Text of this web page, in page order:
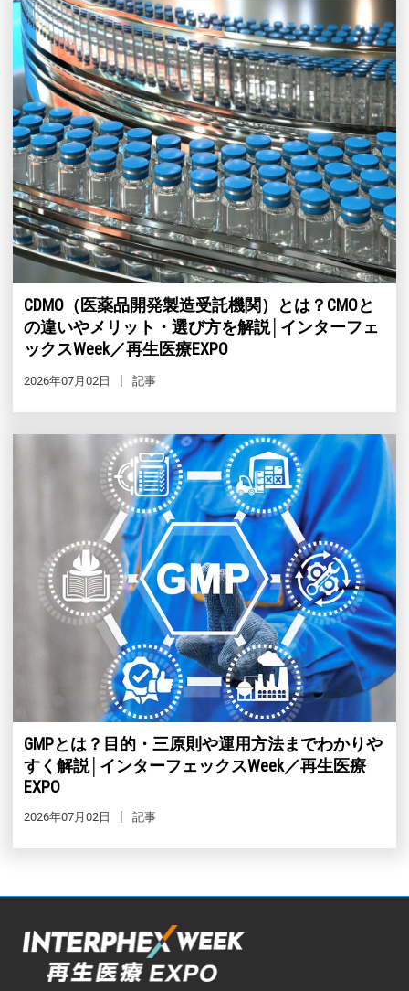
CDMO（医薬品開発製造受託機関）とは？CMOと
の違いやメリット・選び方を解説│インターフェ
ックスWeek／再生医療EXPO
2026年07月02日 記事
GMPとは？目的・三原則や運用方法までわかりや
すく解説│インターフェックスWeek／再生医療
EXPO
2026年07月02日 記事